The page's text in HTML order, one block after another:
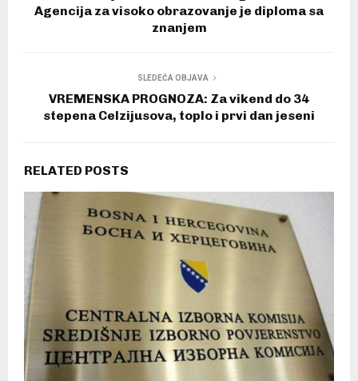
Agencija za visoko obrazovanje je diploma sa
znanjem
SLEDEĆA OBJAVA
VREMENSKA PROGNOZA: Za vikend do 34
stepena Celzijusova, toplo i prvi dan jeseni
RELATED POSTS